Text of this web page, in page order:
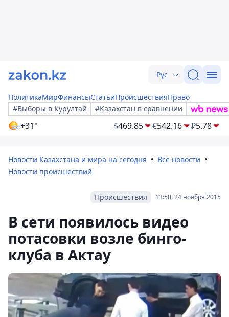
Рус
ПолитикаМирФинансыСтатьиПроисшествияПраво
#Выборы в Курултай
#Казахстан в сравнении
+31° $469.85 €542.16 ₽5.78
Новости Казахстана и мира на сегодня
Все новости
Новости происшествий
13:50, 24 ноября 2015
Происшествия
В сети появилось видео
потасовки возле бинго-
клуба в Актау